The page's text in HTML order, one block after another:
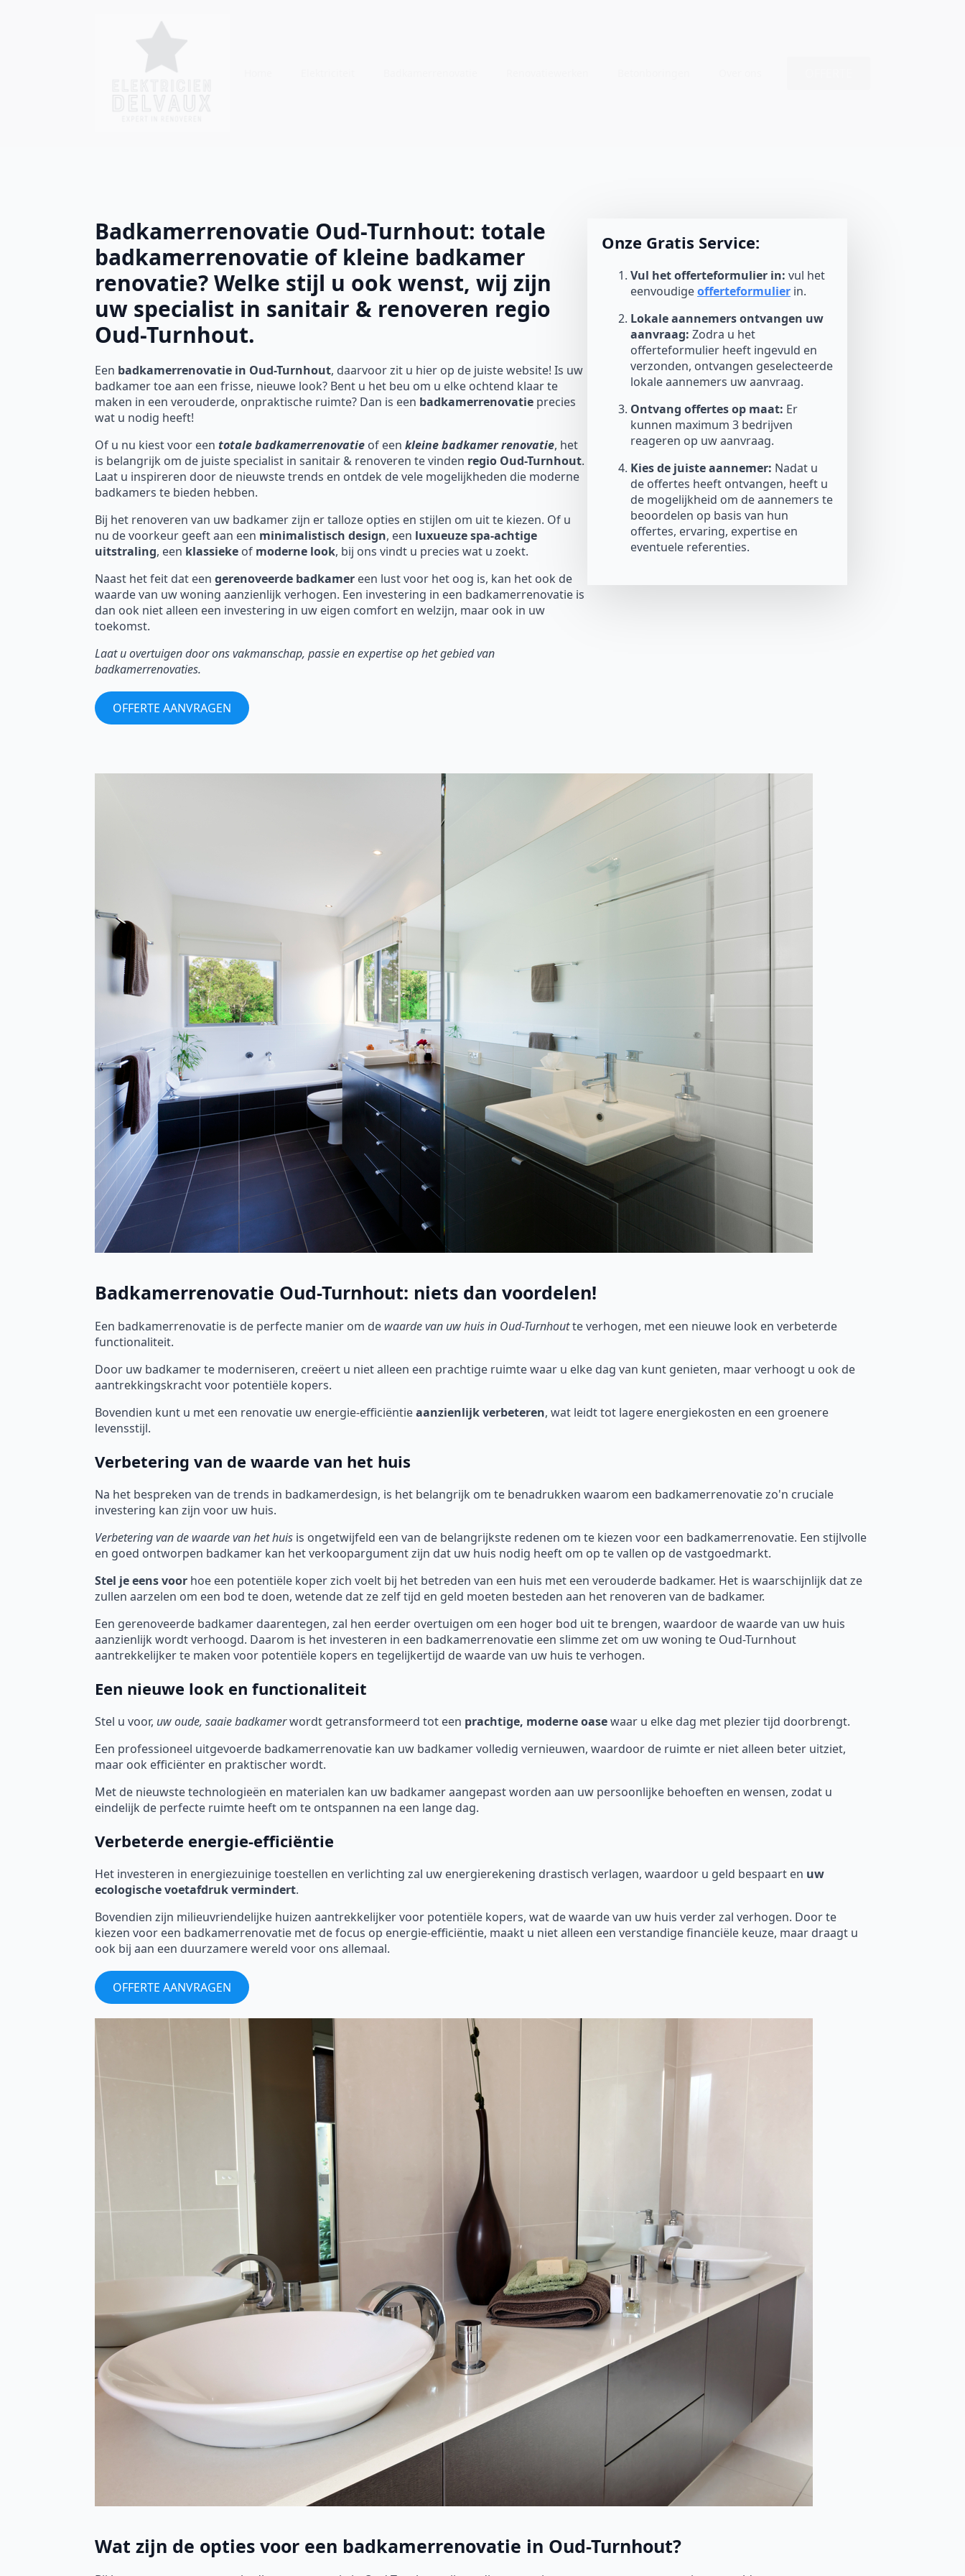
Badkamerrenovatie Oud-Turnhout: totale
badkamerrenovatie of kleine badkamer
renovatie? Welke stijl u ook wenst, wij zijn
uw specialist in sanitair & renoveren regio
Oud-Turnhout.
Een badkamerrenovatie in Oud-Turnhout, daarvoor zit u hier op de juiste website! Is uw
badkamer toe aan een frisse, nieuwe look? Bent u het beu om u elke ochtend klaar te
maken in een verouderde, onpraktische ruimte? Dan is een badkamerrenovatie precies
wat u nodig heeft!
Of u nu kiest voor een totale badkamerrenovatie of een kleine badkamer renovatie, het
is belangrijk om de juiste specialist in sanitair & renoveren te vinden regio Oud-Turnhout.
Laat u inspireren door de nieuwste trends en ontdek de vele mogelijkheden die moderne
badkamers te bieden hebben.
Bij het renoveren van uw badkamer zijn er talloze opties en stijlen om uit te kiezen. Of u
nu de voorkeur geeft aan een minimalistisch design, een luxueuze spa-achtige
uitstraling, een klassieke of moderne look, bij ons vindt u precies wat u zoekt.
Naast het feit dat een gerenoveerde badkamer een lust voor het oog is, kan het ook de
waarde van uw woning aanzienlijk verhogen. Een investering in een badkamerrenovatie is
dan ook niet alleen een investering in uw eigen comfort en welzijn, maar ook in uw
toekomst.
Laat u overtuigen door ons vakmanschap, passie en expertise op het gebied van
badkamerrenovaties.
OFFERTE AANVRAGEN
Onze Gratis Service:
Vul het offerteformulier in: vul het
eenvoudigeofferteformulier in.
Lokale aannemers ontvangen uw
aanvraag: Zodra u het
offerteformulier heeft ingevuld en
verzonden, ontvangen geselecteerde
lokale aannemers uw aanvraag.
Ontvang offertes op maat: Er
kunnen maximum 3 bedrijven
reageren op uw aanvraag.
Kies de juiste aannemer: Nadat u
de offertes heeft ontvangen, heeft u
de mogelijkheid om de aannemers te
beoordelen op basis van hun
offertes, ervaring, expertise en
eventuele referenties.
Badkamerrenovatie Oud-Turnhout: niets dan voordelen!
Een badkamerrenovatie is de perfecte manier om de waarde van uw huis in Oud-Turnhoutte verhogen, met een nieuwe look en verbeterde
functionaliteit.
Door uw badkamer te moderniseren, creëert u niet alleen een prachtige ruimte waar u elke dag van kunt genieten, maar verhoogt u ook de
aantrekkingskracht voor potentiële kopers.
Bovendien kunt u met een renovatie uw energie-efficiëntieaanzienlijk verbeteren, wat leidt tot lagere energiekosten en een groenere
levensstijl.
Verbetering van de waarde van het huis
Na het bespreken van de trends in badkamerdesign, is het belangrijk om te benadrukken waarom een badkamerrenovatie zo'n cruciale
investering kan zijn voor uw huis.
Verbetering van de waarde van het huis is ongetwijfeld een van de belangrijkste redenen om te kiezen voor een badkamerrenovatie. Een stijlvolle
en goed ontworpen badkamer kan het verkoopargument zijn dat uw huis nodig heeft om op te vallen op de vastgoedmarkt.
Stel je eens voor hoe een potentiële koper zich voelt bij het betreden van een huis met een verouderde badkamer. Het is waarschijnlijk dat ze
zullen aarzelen om een bod te doen, wetende dat ze zelf tijd en geld moeten besteden aan het renoveren van de badkamer.
Een gerenoveerde badkamer daarentegen, zal hen eerder overtuigen om een hoger bod uit te brengen, waardoor de waarde van uw huis
aanzienlijk wordt verhoogd. Daarom is het investeren in een badkamerrenovatie een slimme zet om uw woning te Oud-Turnhout
aantrekkelijker te maken voor potentiële kopers en tegelijkertijd de waarde van uw huis te verhogen.
Een nieuwe look en functionaliteit
Stel u voor, uw oude, saaie badkamerwordt getransformeerd tot een prachtige, moderne oasewaar u elke dag met plezier tijd doorbrengt.
Een professioneel uitgevoerde badkamerrenovatie kan uw badkamer volledig vernieuwen, waardoor de ruimte er niet alleen beter uitziet,
maar ook efficiënter en praktischer wordt.
Met de nieuwste technologieën en materialen kan uw badkamer aangepast worden aan uw persoonlijke behoeften en wensen, zodat u
eindelijk de perfecte ruimte heeft om te ontspannen na een lange dag.
Verbeterde energie-efficiëntie
Het investeren in energiezuinige toestellen en verlichting zal uw energierekening drastisch verlagen, waardoor u geld bespaart en uw
ecologische voetafdruk vermindert.
Bovendien zijn milieuvriendelijke huizen aantrekkelijker voor potentiële kopers, wat de waarde van uw huis verder zal verhogen. Door te
kiezen voor een badkamerrenovatie met de focus op energie-efficiëntie, maakt u niet alleen een verstandige financiële keuze, maar draagt u
ook bij aan een duurzamere wereld voor ons allemaal.
OFFERTE AANVRAGEN
Wat zijn de opties voor een badkamerrenovatie in Oud-Turnhout?